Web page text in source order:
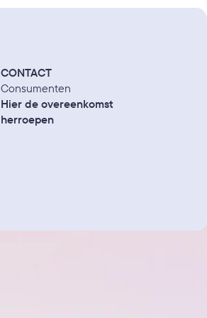
CONTACT
Consumenten
Hier de overeenkomst
herroepen